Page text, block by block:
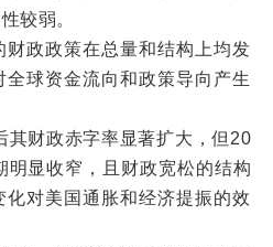
较弱。
财政政策在总量和结构上均发
球资金流向和政策导向产生
其财政赤字率显著扩大，但20
明显收窄，且财政宽松的结构
化对美国通胀和经济提振的效